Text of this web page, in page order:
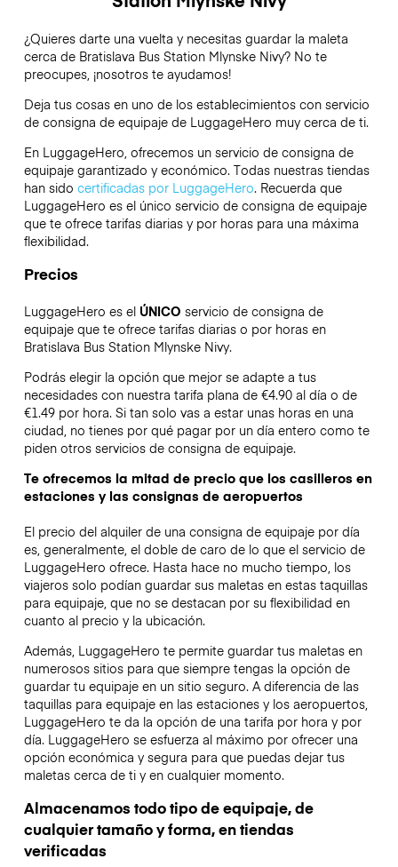
¿Quieres darte una vuelta y necesitas guardar la maleta
cerca de Bratislava Bus Station Mlynske Nivy? No te
preocupes, ¡nosotros te ayudamos!
Deja tus cosas en uno de los establecimientos con servicio
de consigna de equipaje de LuggageHero muy cerca de ti.
En LuggageHero, ofrecemos un servicio de consigna de
equipaje garantizado y económico. Todas nuestras tiendas
han sido certificadas por LuggageHero. Recuerda que
LuggageHero es el único servicio de consigna de equipaje
que te ofrece tarifas diarias y por horas para una máxima
flexibilidad.
Precios
LuggageHero es el ÚNICO servicio de consigna de
equipaje que te ofrece tarifas diarias o por horas en
Bratislava Bus Station Mlynske Nivy.
Podrás elegir la opción que mejor se adapte a tus
necesidades con nuestra tarifa plana de €4.90 al día o de
€1.49 por hora. Si tan solo vas a estar unas horas en una
ciudad, no tienes por qué pagar por un día entero como te
piden otros servicios de consigna de equipaje.
Te ofrecemos la mitad de precio que los casilleros en
estaciones y las consignas de aeropuertos
El precio del alquiler de una consigna de equipaje por día
es, generalmente, el doble de caro de lo que el servicio de
LuggageHero ofrece. Hasta hace no mucho tiempo, los
viajeros solo podían guardar sus maletas en estas taquillas
para equipaje, que no se destacan por su flexibilidad en
cuanto al precio y la ubicación.
Además, LuggageHero te permite guardar tus maletas en
numerosos sitios para que siempre tengas la opción de
guardar tu equipaje en un sitio seguro. A diferencia de las
taquillas para equipaje en las estaciones y los aeropuertos,
LuggageHero te da la opción de una tarifa por hora y por
día. LuggageHero se esfuerza al máximo por ofrecer una
opción económica y segura para que puedas dejar tus
maletas cerca de ti y en cualquier momento.
Almacenamos todo tipo de equipaje, de
cualquier tamaño y forma, en tiendas
verificadas